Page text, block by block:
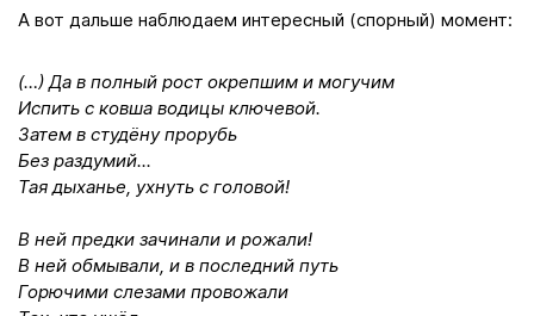
А вот дальше наблюдаем интересный (спорный) момент:
(…) Да в полный рост окрепшим и могучим
Испить с ковша водицы ключевой.
Затем в студёну прорубь
Без раздумий...
Тая дыханье, ухнуть с головой!
В ней предки зачинали и рожали!
В ней обмывали, и в последний путь
Горючими слезами провожали